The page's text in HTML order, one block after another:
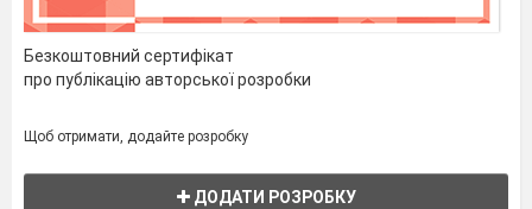
Безкоштовний сертифікат
про публікацію авторської розробки
Щоб отримати, додайте розробку
ДОДАТИ РОЗРОБКУ